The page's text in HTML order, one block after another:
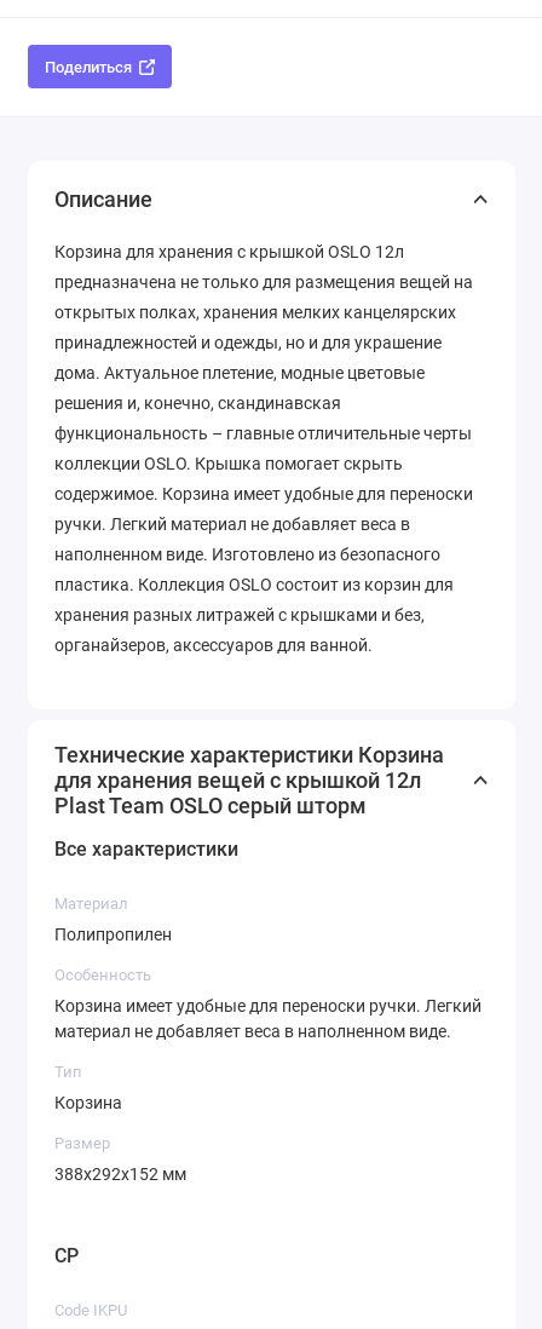
Поделиться
Описание
Корзина для хранения с крышкой OSLO 12л
предназначена не только для размещения вещей на
открытых полках, хранения мелких канцелярских
принадлежностей и одежды, но и для украшение
дома. Актуальное плетение, модные цветовые
решения и, конечно, скандинавская
функциональность – главные отличительные черты
коллекции OSLO. Крышка помогает скрыть
содержимое. Корзина имеет удобные для переноски
ручки. Легкий материал не добавляет веса в
наполненном виде. Изготовлено из безопасного
пластика. Коллекция OSLO состоит из корзин для
хранения разных литражей с крышками и без,
органайзеров, аксессуаров для ванной.
Технические характеристики Корзина
для хранения вещей с крышкой 12л
Plast Team OSLO серый шторм
Все характеристики
Материал
Полипропилен
Особенность
Корзина имеет удобные для переноски ручки. Легкий
материал не добавляет веса в наполненном виде.
Тип
Корзина
Размер
388х292х152 мм
CP
Code IKPU